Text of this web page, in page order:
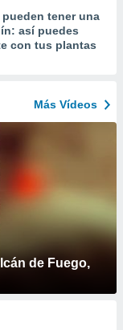
tener una
así puedes
con tus plantas
Más Vídeos
de Fuego,